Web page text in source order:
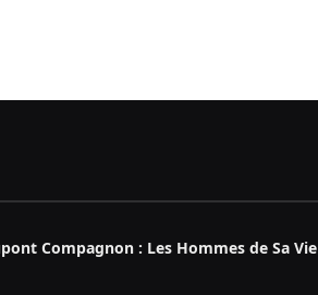
Compagnon : Les Hommes de Sa Vie